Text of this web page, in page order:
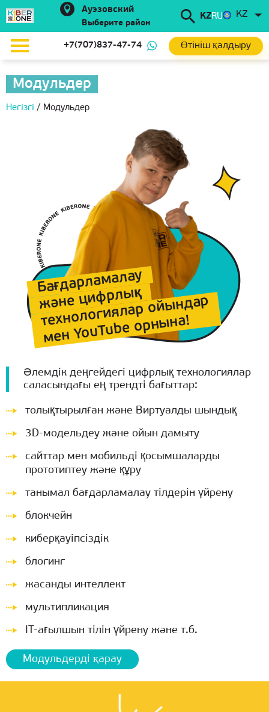
Ауэзовский
Выберите район
KZRU KZ
+7(707)837-47-74 Өтініш қалдыру
Модульдер
Негізгі / Модульдер
Бағдарламалау
және цифрлық
технологиялар ойындар
мен YouTube орнына!
Әлемдік деңгейдегі цифрлық технологиялар
саласындағы ең трендті бағыттар:
толықтырылған және Виртуалды шындық
3D-модельдеу және ойын дамыту
сайттар мен мобильді қосымшаларды
прототиптеу және құру
танымал бағдарламалау тілдерін үйрену
блокчейн
киберқауіпсіздік
блогинг
жасанды интеллект
мультипликация
IT-ағылшын тілін үйрену және т.б.
Модульдерді қарау